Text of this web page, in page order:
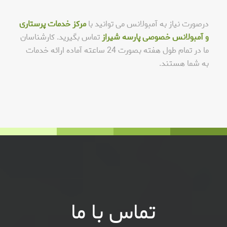
درصورت نیاز به آمبولانس می توانید بامرکز خدمات پرستاری
و آمبولانس خصوصی پارسه شیرازتماس بگیرید. کارشناسان
ما در تمام طول هفته بصورت 24 ساعته آماده ارائه خدمات
به شما هستند.
تماس با ما